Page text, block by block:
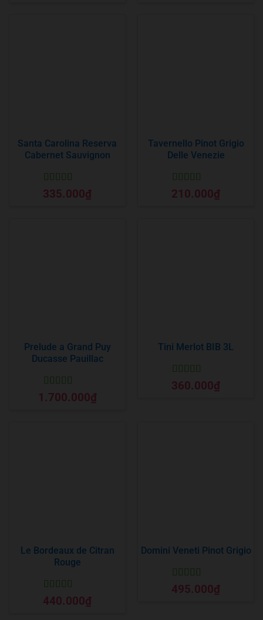
Santa Carolina Reserva
Cabernet Sauvignon
Được xếp
hạng55 sao
335.000₫
Tavernello Pinot Grigio
Delle Venezie
Được xếp
hạng55 sao
210.000₫
Prelude a Grand Puy
Ducasse Pauillac
Được xếp
hạng55 sao
1.700.000₫
Tini Merlot BIB 3L
Được xếp
hạng55 sao
360.000₫
Le Bordeaux de Citran
Rouge
Được xếp
hạng55 sao
440.000₫
Domini Veneti Pinot Grigio
Được xếp
hạng55 sao
495.000₫